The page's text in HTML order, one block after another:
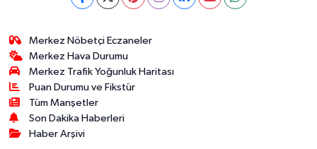
Merkez Nöbetçi Eczaneler
Merkez Hava Durumu
Merkez Trafik Yoğunluk Haritası
Puan Durumu ve Fikstür
Tüm Manşetler
Son Dakika Haberleri
Haber Arşivi